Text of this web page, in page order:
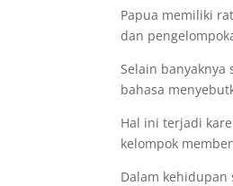
Papua memiliki
dan
Selain
bahasa
Hal ini terjadi
kelompok
Dalam kehidupan